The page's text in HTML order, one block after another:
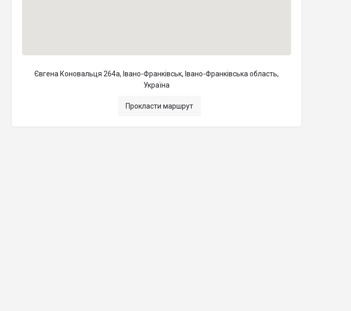
Євгена Коновальця 264а, Івано-Франківськ, Івано-Франківська область,
Україна
Прокласти маршрут